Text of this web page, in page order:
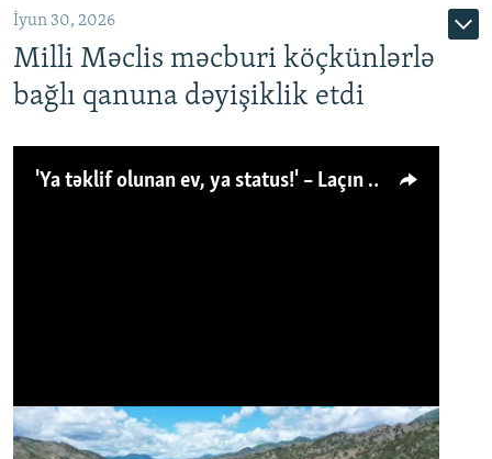
İyun 30, 2026
Milli Məclis məcburi köçkünlərlə
bağlı qanuna dəyişiklik etdi
'Ya təklif olunan ev, ya status!' – Laçın köçkünü: 'Laçından başqa heç hara!'